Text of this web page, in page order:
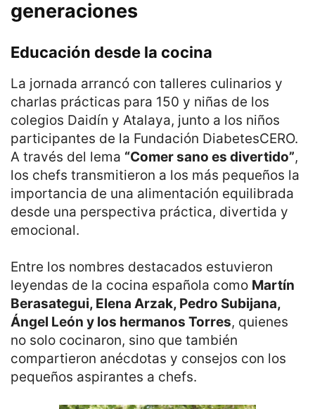
generaciones
Educación desde la cocina
La jornada arrancó con talleres culinarios y
charlas prácticas para 150 y niñas de los
colegios Daidín y Atalaya, junto a los niños
participantes de la Fundación DiabetesCERO.
A través del lema “Comer sano es divertido”,
los chefs transmitieron a los más pequeños la
importancia de una alimentación equilibrada
desde una perspectiva práctica, divertida y
emocional.
Entre los nombres destacados estuvieron
leyendas de la cocina española como Martín
Berasategui, Elena Arzak, Pedro Subijana,
Ángel León y los hermanos Torres, quienes
no solo cocinaron, sino que también
compartieron anécdotas y consejos con los
pequeños aspirantes a chefs.